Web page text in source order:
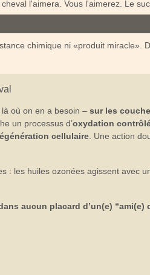
l'aimera. Vous l'aimerez. Le
chimique ni «produit miracle».
là où on en a besoin – sur les
un processus d’oxydation
cellulaire . Une action
: les huiles ozonées agissent avec
aucun placard d’un(e) “ami(e)